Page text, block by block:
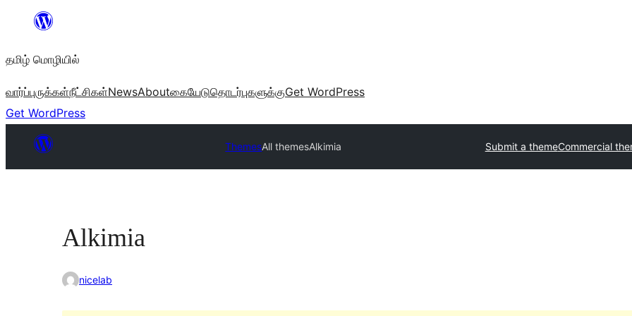
உள்ளடக்கத்திற்கு
தமிழ் மொழியில்
வார்ப்புருக்கள்நீட்சிகள்NewsAboutகையேடுதொடர்புகளுக்குGet WordPress
Get WordPress
ThemesAll themesAlkimia Submit a themeCommercial
Alkimia
nicelab